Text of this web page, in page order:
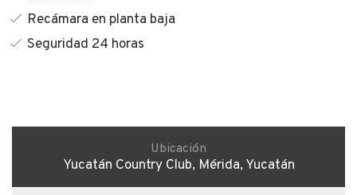
Recámara en planta baja
Seguridad 24 horas
Ubicación
Yucatán Country Club, Mérida, Yucatán